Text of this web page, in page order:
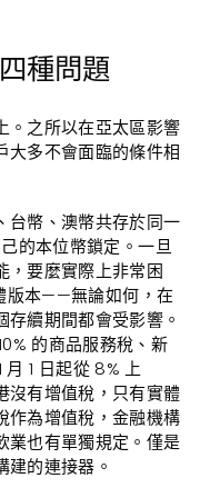
種問題
。之所以在亞太區影響
大多不會面臨的條件相
台幣、澳幣共存於同一
的本位幣鎖定。一旦
，要麼實際上非常困
版本——無論如何，在
續期間都會受影響。
的商品服務稅、新
1 日起從 8% 上
沒有增值稅，只有實體
作為增值稅，金融機構
業也有單獨規定。僅是
的連接器。